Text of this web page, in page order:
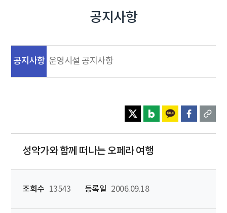
공지사항
공지사항 운영시설 공지사항
성악가와 함께 떠나는 오페라 여행
조회수 13543 등록일 2006.09.18